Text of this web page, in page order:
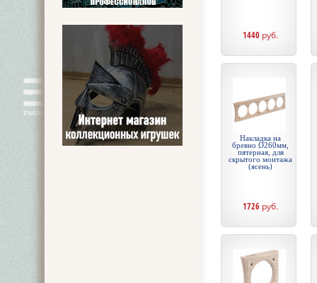
1440 руб.
Накладка на
бревно Ø260мм,
пятерная, для
скрытого монтажа
(ясень)
1726 руб.